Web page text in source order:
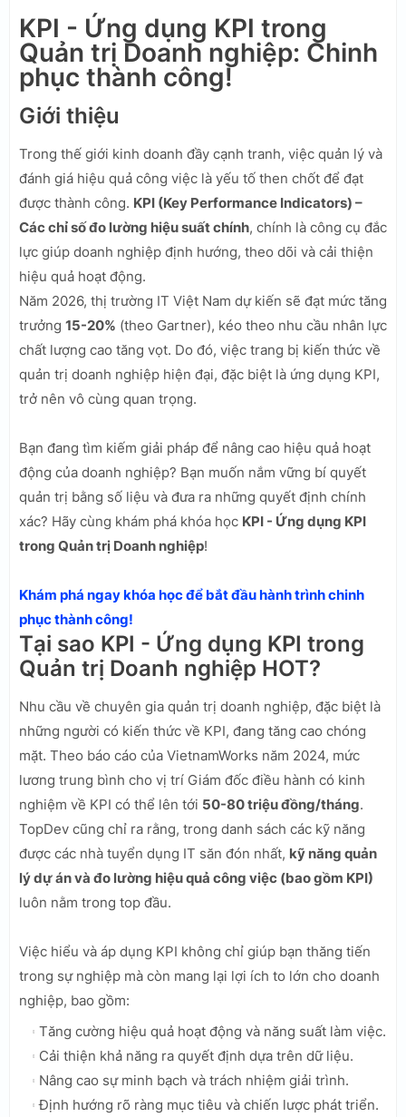
KPI - Ứng dụng KPI trong
Quản trị Doanh nghiệp: Chinh
phục thành công!
Giới thiệu
Trong thế giới kinh doanh đầy cạnh tranh, việc quản lý và
đánh giá hiệu quả công việc là yếu tố then chốt để đạt
được thành công. KPI (Key Performance Indicators) –
Các chỉ số đo lường hiệu suất chính, chính là công cụ đắc
lực giúp doanh nghiệp định hướng, theo dõi và cải thiện
hiệu quả hoạt động.
Năm 2026, thị trường IT Việt Nam dự kiến sẽ đạt mức tăng
trưởng 15-20% (theo Gartner), kéo theo nhu cầu nhân lực
chất lượng cao tăng vọt. Do đó, việc trang bị kiến thức về
quản trị doanh nghiệp hiện đại, đặc biệt là ứng dụng KPI,
trở nên vô cùng quan trọng.
Bạn đang tìm kiếm giải pháp để nâng cao hiệu quả hoạt
động của doanh nghiệp? Bạn muốn nắm vững bí quyết
quản trị bằng số liệu và đưa ra những quyết định chính
xác? Hãy cùng khám phá khóa học KPI - Ứng dụng KPI
trong Quản trị Doanh nghiệp!
Khám phá ngay khóa học để bắt đầu hành trình chinh
phục thành công!
Tại sao KPI - Ứng dụng KPI trong
Quản trị Doanh nghiệp HOT?
Nhu cầu về chuyên gia quản trị doanh nghiệp, đặc biệt là
những người có kiến thức về KPI, đang tăng cao chóng
mặt. Theo báo cáo của VietnamWorks năm 2024, mức
lương trung bình cho vị trí Giám đốc điều hành có kinh
nghiệm về KPI có thể lên tới 50-80 triệu đồng/tháng.
TopDev cũng chỉ ra rằng, trong danh sách các kỹ năng
được các nhà tuyển dụng IT săn đón nhất, kỹ năng quản
lý dự án và đo lường hiệu quả công việc (bao gồm KPI)
luôn nằm trong top đầu.
Việc hiểu và áp dụng KPI không chỉ giúp bạn thăng tiến
trong sự nghiệp mà còn mang lại lợi ích to lớn cho doanh
nghiệp, bao gồm:
Tăng cường hiệu quả hoạt động và năng suất làm việc.
Cải thiện khả năng ra quyết định dựa trên dữ liệu.
Nâng cao sự minh bạch và trách nhiệm giải trình.
Định hướng rõ ràng mục tiêu và chiến lược phát triển.